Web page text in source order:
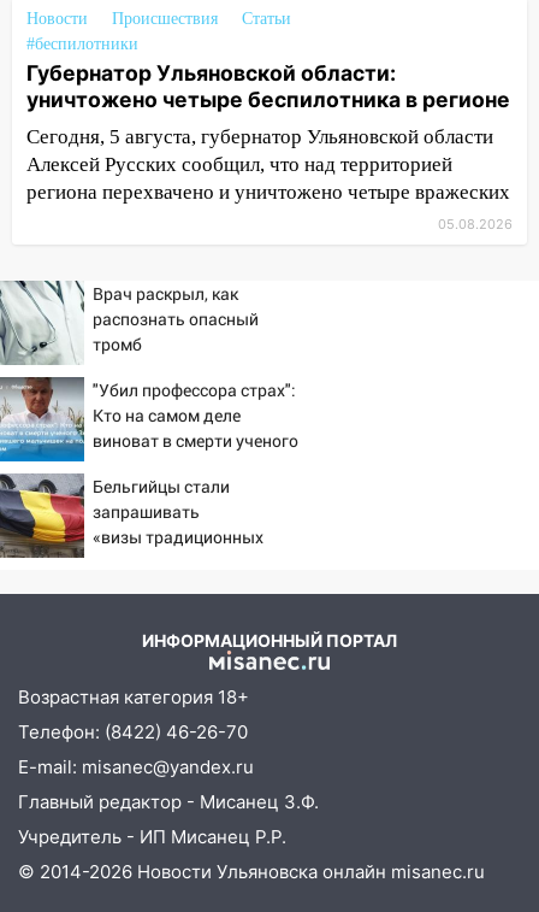
попал мужчина
11:17 В Радищевском районе сгорели
хозяйственные постройки
11:00 В Канадее горел жилой дом
10:18 Губернатор Ульяновской области:
уничтожено четыре беспилотника в
10:00
В Ульяновске дотла сгорел
легковой автомобиль
09:39
В Ульяновске будут судить десять
наркодилеров, снабжавших две области
09:25
Вынесли приговор дебоширам,
избившим мужчину в трамвае
08:27
Ульяновская полиция получила
один из шести уникальных автомобилей
в России
07:02 Жара отступит: какой будет
погода в Ульяновске днем 5 августа
Двое мигрантов изнасиловали 13-
летнюю девочку в центре Ульяновска
06:00 Мертвеца выкопали, посадили в
мешок и попытались утопить в Волге
05:30 Астрологи назвали самый
опасный день августа: что ждет каждый
знак 5 августа
Новости Происшествия
Статьи
#беспилотники
Губернатор Ульяновской области:
уничтожено четыре беспилотника в регионе
Сегодня, 5 августа, губернатор Ульяновской области
Алексей Русских сообщил, что над территорией
региона перехвачено и уничтожено четыре вражеских
05.08.2026
Врач раскрыл, как
распознать опасный
тромб
"Убил профессора страх":
Кто на самом деле
виноват в смерти ученого
мальчишек на поле с
горохом
Бельгийцы стали
запрашивать
«визы традиционных
ИНФОРМАЦИОННЫЙ ПОРТАЛ
Возрастная категория 18+
Телефон: (8422) 46-26-70
E-mail: misanec@yandex.ru
Главный редактор - Мисанец З.Ф.
Учредитель - ИП Мисанец Р.Р.
© 2014-2026 Новости Ульяновска онлайн misanec.ru